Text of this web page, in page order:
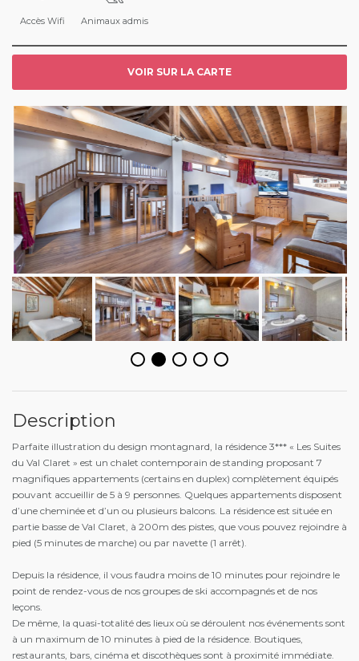
Accès Wifi Animaux admis
VOIR SUR LA CARTE
Description
Parfaite illustration du design montagnard, la résidence 3*** « Les Suites
du Val Claret » est un chalet contemporain de standing proposant 7
magnifiques appartements (certains en duplex) complètement équipés
pouvant accueillir de 5 à 9 personnes. Quelques appartements disposent
d’une cheminée et d’un ou plusieurs balcons. La résidence est située en
partie basse de Val Claret, à 200m des pistes, que vous pouvez rejoindre à
pied (5 minutes de marche) ou par navette (1 arrêt).
Depuis la résidence, il vous faudra moins de 10 minutes pour rejoindre le
point de rendez-vous de nos groupes de ski accompagnés et de nos
leçons.
De même, la quasi-totalité des lieux où se déroulent nos événements sont
à un maximum de 10 minutes à pied de la résidence. Boutiques,
restaurants, bars, cinéma et discothèques sont à proximité immédiate.